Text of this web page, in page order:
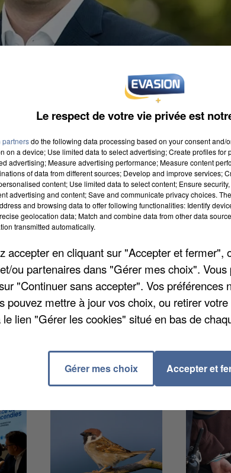
Pierre-Frédéric Billet s'y rendra avec sa
France 28, et référent de la lutte contre les
faits à l'encontre de ces derniers sont
ont été déposées pour violences par des
maire de Dreux assure que deux tiers des
la nuit de samedi à dimanche dernier, le
a été ciblé par une voiture bélier
Le respect de votre vie privée est
partnersdo the following data processing based on your consent and/
on a device; Use limited data to select advertising; Create profiles
advertising; Measure advertising performance; Measure content
of data from different sources; Develop and improve services;
content; Use limited data to select content; Ensure
advertising and content; Save and communicate privacy choices.
and browsing data to offer following functionalities: Identify
geolocation data; Match and combine data from other data
transmitted automatically.
accepter en cliquant sur "Accepter et fermer",
ou partenaires dans "Gérer mes choix".
"Continuer sans accepter". Vos préférences
pouvez mettre à jour vos choix, ou retirer
lien "Gérer les cookies" situé en bas de
Gérer mes choix Accepter et